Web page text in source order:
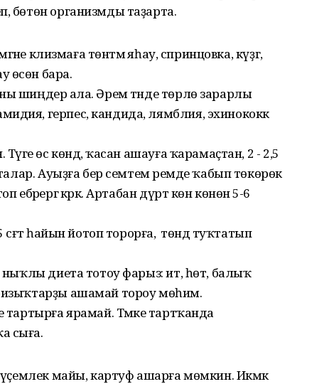
бөтөн организмды таҙарта.
клизмаға төнәтмә яһау, спринцовка, күҙгә,
өсөн бара.
шиңдерә ала. Әрем тәнде төрлө зарарлы
герпес, кандида, лямблия, эхинококк
өс көндә, ҡасан ашауға ҡарамаҫтан, 2 - 2,5
Ауыҙға бер семтем әремде ҡабып төкөрөк
кәрәк. Артабан дүрт көн көнөнә 5-6
һайын йотоп торорға, ә төндә туҡтатып
ныҡлы диета тотоу фарыз: ит, һөт, балыҡ
ашамай тороу мөһим.
ярамай. Тәмәке тартҡанда
сыға.
үҫемлек майы, картуф ашарға мөмкин. Икмәк